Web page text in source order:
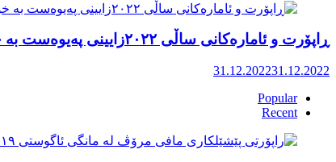
ڕاپۆرت و ئامارەکانی ساڵی ٢٠٢٢زایینی پەیوەست بە خۆکوژی منداڵان لە کوردستان
31.12.202231.12.2022
Popular
Recent